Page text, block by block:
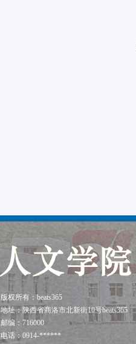
版权所有：beats365
地址：陕西省商洛市北新街10号beats365
邮编：716000
电话：0914-******